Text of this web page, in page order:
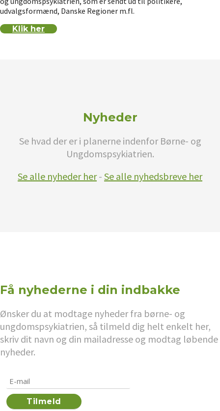
udvalgsformænd, Danske Regioner m.fl.
Klik her
Nyheder
Se hvad der er i planerne indenfor Børne- og
Ungdomspsykiatrien.
Se alle nyheder her- Se alle nyhedsbreve her
Få nyhederne i din indbakke
Ønsker du at modtage nyheder fra børne- og
ungdomspsykiatrien, så tilmeld dig helt enkelt her,
skriv dit navn og din mailadresse og modtag løbende
nyheder.